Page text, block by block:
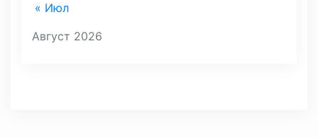
Август 2026
« Июл